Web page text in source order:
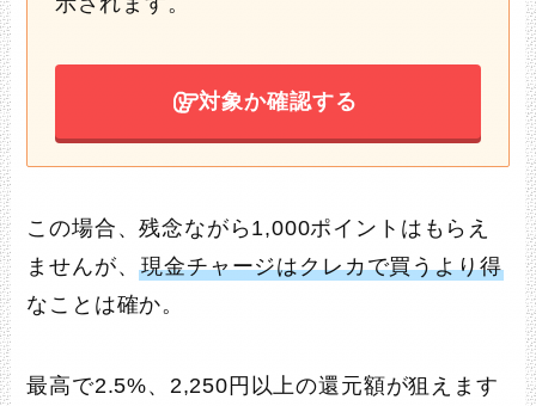
対象か確認する
この場合、残念ながら1,000ポイントはもらえ
ませんが、現金チャージはクレカで買うより得
なことは確か。
最高で2.5%、2,250円以上の還元額が狙えます